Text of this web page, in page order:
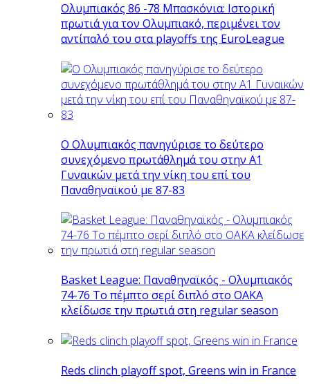
Ολυμπιακός 86 -78 Μπασκόνια: Ιστορική
πρωτιά για τον Ολυμπιακό, περιμένει τον
αντίπαλό του στα playoffs της EuroLeague
Ο Ολυμπιακός πανηγύρισε το δεύτερο
συνεχόμενο πρωτάθλημά του στην Α1
Γυναικών μετά την νίκη του επί του
Παναθηναϊκού με 87-83
Basket League: Παναθηναϊκός - Ολυμπιακός
74-76 Το πέμπτο σερί διπλό στο ΟΑΚΑ
κλείδωσε την πρωτιά στη regular season
Reds clinch playoff spot, Greens win in France